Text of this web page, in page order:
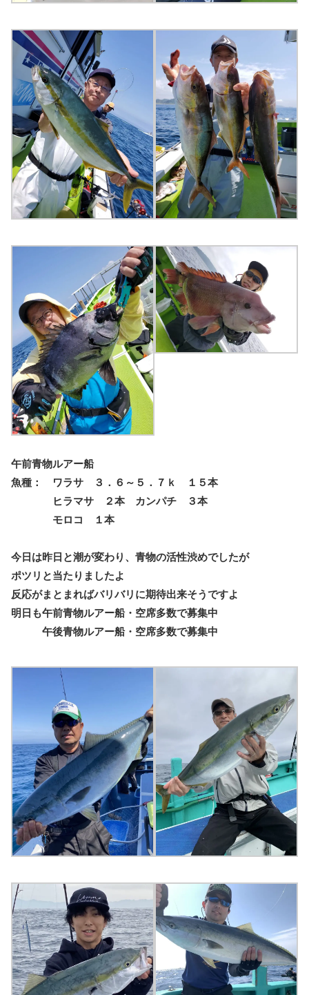
午前青物ルアー船
魚種： ワラサ ３．６～５．７ｋ １５本
ヒラマサ ２本 カンパチ ３本
モロコ １本
今日は昨日と潮が変わり、青物の活性渋めでしたが
ポツリと当たりましたよ
反応がまとまればバリバリに期待出来そうですよ
明日も午前青物ルアー船・空席多数で募集中
午後青物ルアー船・空席多数で募集中